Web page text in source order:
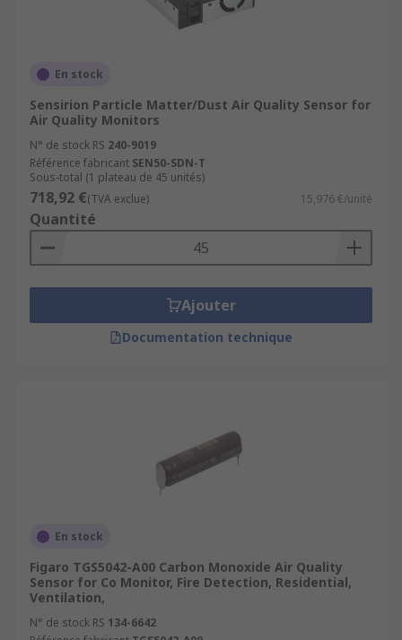
En stock
Sensirion Particle Matter/Dust Air Quality Sensor for
Air Quality Monitors
N° de stock RS 240-9019
Référence fabricant SEN50-SDN-T
Sous-total (1 plateau de 45 unités)
718,92 €(TVA exclue) 15,976 €/unité
Quantité
Ajouter
Documentation technique
En stock
Figaro TGS5042-A00 Carbon Monoxide Air Quality
Sensor for Co Monitor, Fire Detection, Residential,
Ventilation,
N° de stock RS 134-6642